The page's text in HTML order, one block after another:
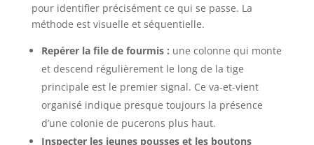
pour identifier précisément ce qui se passe. La
méthode est visuelle et séquentielle.
Repérer la file de fourmis : une colonne qui monte
et descend régulièrement le long de la tige
principale est le premier signal. Ce va-et-vient
organisé indique presque toujours la présence
d’une colonie de pucerons plus haut.
Inspecter les jeunes pousses et les boutons